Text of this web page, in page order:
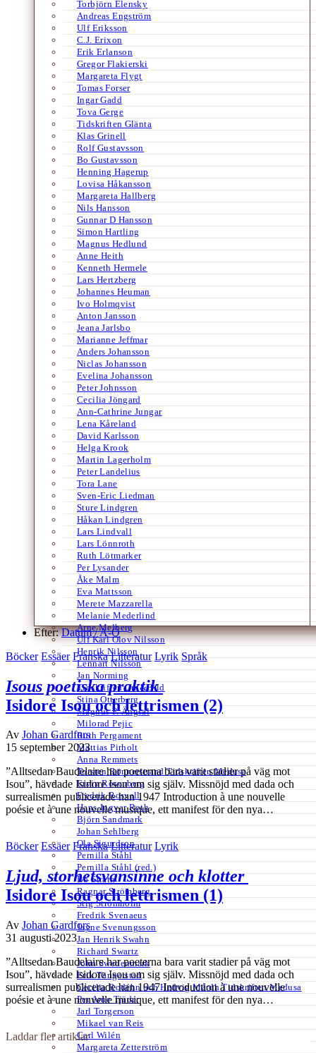
Torbjörn Elensky
Andreas Engström
Ulf Eriksson
C.J. Erixon
Erik Erlanson
Gregor Flakierski
Margareta Flygt
Tomas Forser
Ingar Gadd
Tova Gerge
Tidskriften Glänta
Klas Grinell
Rolf Gustavsson
Bo Gustavsson
Henning Hagerup
Lovisa Håkansson
Margareta Hallberg
Nils Hansson
Gunnar D Hansson
Simon Hartling
Magnus Hedlund
Anne Heith
Kenneth Hermele
Lars Hertzberg
Johannes Heuman
Ivo Holmqvist
Anton Jansson
Jeana Jarlsbo
Marianne Jeffmar
Anders Johansson
Niclas Johansson
Evelina Johansson
Peter Johnsson
Cecilia Jöngard
Ann-Cathrine Jungar
Lena Kåreland
David Karlsson
Helga Krook
Martin Lagerholm
Peter Landelius
Tora Lane
Sven-Eric Liedman
Sture Lindgren
Håkan Lindgren
Lars Lindvall
Lars Lönnroth
Ruth Lötmarker
Per Lysander
Åke Malm
Eva Mattsson
Merete Mazzarella
Melanie Mederlind
Arne Melberg
Ulf Karl Olov Nilsson
Henrik Nilsson
Lennart Nilsson
Jan Norming
Tidskriften Ord&Bild
Stina Otterberg
Magnus P. Ängsal
Milorad Pejic
Ruth Pergament
Mattias Pirholt
Anna Remmets
Torsten Rönnerstrand Tidskriften Medusa
Ervin Rosenberg
Fredrik Rosvall
Hans-Ingvar Roth
Björn Sandmark
Johan Sehlberg
Ola Sigurdson
Pernilla Ståhl
Pernilla Ståhl (red.)
Bo Stråth
Ragnar Strömberg
Stig Strömholm
Fredrik Svenaeus
Jayne Svenungsson
Jan Henrik Swahn
Richard Swartz
John Swedenmark
Erik Tängerstad
Cecilia Rodéhn och Hedvig Mårdh Tidskriften Medusa
Per Arne Tjäder
Jarl Torgerson
Mikael van Reis
Carl Wilén
Margareta Zetterström
Efter:Datum /A-Ö
Böcker Essäer Franska Litteratur Lyrik Språk
Isous poetiska praktik
Isidore Isou och lettrismen (2)
Av Johan Gardfors
15 september 2023
”Alltsedan Baudelaire har poeterna bara varit stadier på väg mot
Isou”, hävdade Isidore Isou om sig själv. Missnöjd med dada och
surrealismen publicerade han 1947 Introduction à une nouvelle
poésie et à une nouvelle musique, ett manifest för den nya…
Böcker Essäer Franska Litteratur Lyrik
Ljud, storhetsvansinne och klotter
Isidore Isou och lettrismen (1)
Av Johan Gardfors
31 augusti 2023
”Alltsedan Baudelaire har poeterna bara varit stadier på väg mot
Isou”, hävdade Isidore Isou om sig själv. Missnöjd med dada och
surrealismen publicerade han 1947 Introduction à une nouvelle
poésie et à une nouvelle musique, ett manifest för den nya…
Laddar fler artiklar